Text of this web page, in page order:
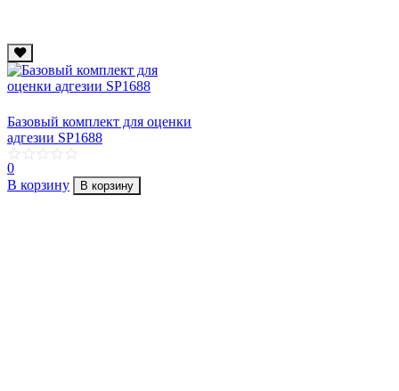
Базовый комплект для оценки
адгезии SP1688
0
В корзину
В корзину